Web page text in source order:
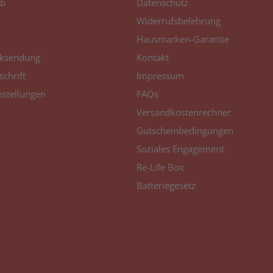
7450 i
Canon Pixma TS
Widerrufsbelehrung
Hausmarken-Garantie
Kontakt
Impressum
FAQs
Versandkostenrechner
Gutscheinbedingungen
Soziales Engagement
Re-Life Box
Batteriegesetz